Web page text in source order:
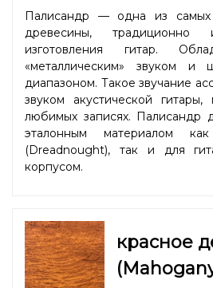
Палисандр — одна из самых
древесины, традиционно
изготовления гитар.
«металлическим» звуком и
диапазоном. Такое звучание
звуком акустической
любимых записях. Палисандр
эталонным материалом
(Dreadnought), так и для
корпусом.
красное